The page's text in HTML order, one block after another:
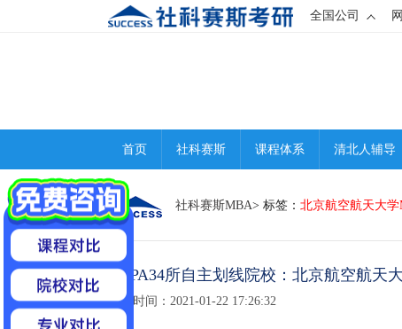
全国公司
首页 社科赛斯 课程体系 清北人辅导
社科赛斯MBA> 标签： 北京航空航天大
1MPA34所自主划线院校：北京航空航天
发布时间：2021-01-22 17:26:32